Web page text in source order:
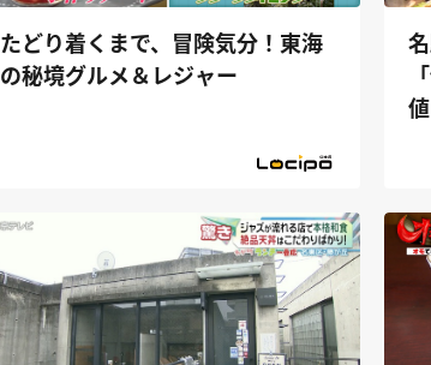
たどり着くまで、冒険気分！東海
の秘境グルメ＆レジャー